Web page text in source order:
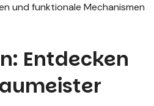
und funktionale Mechanismen
Entdecken